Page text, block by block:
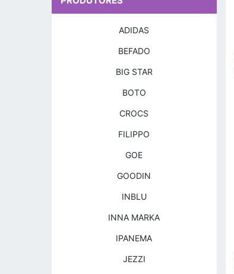
ADIDAS
BEFADO
BIG STAR
BOTO
CROCS
FILIPPO
GOE
GOODIN
INBLU
INNA MARKA
IPANEMA
JEZZI